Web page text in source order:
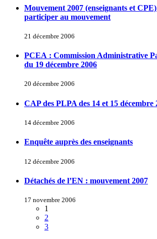
Mouvement 2007 (enseignants et
participer au mouvement
21 décembre 2006
PCEA : Commission Administrative
du 19 décembre 2006
20 décembre 2006
CAP des PLPA des 14 et 15 décembre
14 décembre 2006
Enquête auprès des enseignants
12 décembre 2006
Détachés de l’EN : mouvement 2007
17 novembre 2006
1
2
3